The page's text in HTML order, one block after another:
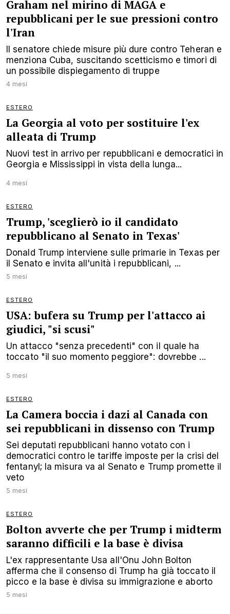
Graham nel mirino di MAGA e
repubblicani per le sue pressioni contro
l'Iran
Il senatore chiede misure più dure contro Teheran e
menziona Cuba, suscitando scetticismo e timori di
un possibile dispiegamento di truppe
4 mesi
ESTERO
La Georgia al voto per sostituire l'ex
alleata di Trump
Nuovi test in arrivo per repubblicani e democratici in
Georgia e Mississippi in vista della lunga...
4 mesi
ESTERO
Trump, 'sceglierò io il candidato
repubblicano al Senato in Texas'
Donald Trump interviene sulle primarie in Texas per
il Senato e invita all'unità i repubblicani, ...
5 mesi
ESTERO
USA: bufera su Trump per l'attacco ai
giudici, "si scusi"
Un attacco "senza precedenti" con il quale ha
toccato "il suo momento peggiore": dovrebbe ...
5 mesi
ESTERO
La Camera boccia i dazi al Canada con
sei repubblicani in dissenso con Trump
Sei deputati repubblicani hanno votato con i
democratici contro le tariffe imposte per la crisi del
fentanyl; la misura va al Senato e Trump promette il
veto
5 mesi
ESTERO
Bolton avverte che per Trump i midterm
saranno difficili e la base è divisa
L'ex rappresentante Usa all'Onu John Bolton
afferma che il consenso di Trump ha già toccato il
picco e la base è divisa su immigrazione e aborto
5 mesi